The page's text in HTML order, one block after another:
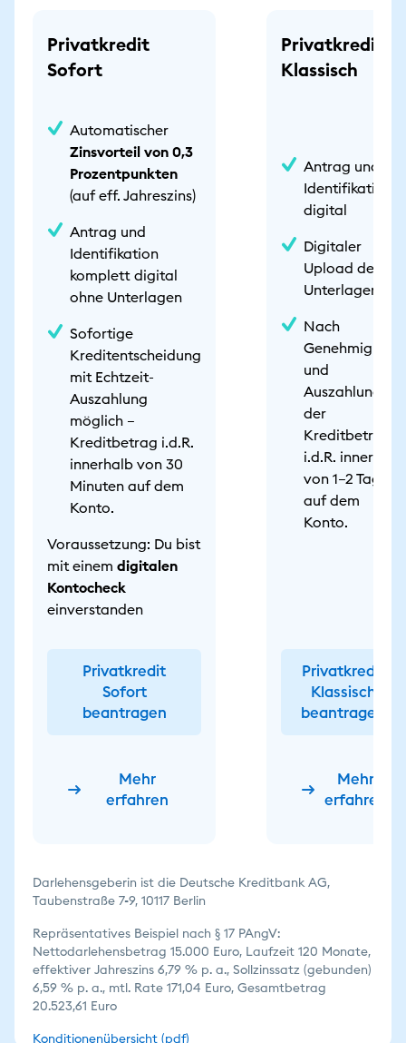
Privatkredit
Sofort
Automatischer
Zinsvorteil von 0,3
Prozentpunkten
(auf eff. Jahreszins)
Antrag und
Identifikation
komplett digital
ohne Unterlagen
Sofortige
Kreditentscheidung
mit Echtzeit-
Auszahlung
möglich –
Kreditbetrag i.d.R.
innerhalb von 30
Minuten auf dem
Konto.
Voraussetzung: Du bist
mit einem digitalen
Kontocheck
einverstanden
Privatkredit
Sofort
beantragen
Mehr
erfahren
Privatkredit
Klassisch
Antrag und
Identifikation
digital
Digitaler
Upload der
Unterlagen
Nach
Genehmigung
und
Auszahlung ist
der
Kreditbetrag
i.d.R. innerhalb
von 1–2 Tagen
auf dem
Konto.
Privatkredit
Klassisch
beantragen
Mehr
erfahren
Darlehensgeberin ist die Deutsche Kreditbank AG,
Taubenstraße 7-9, 10117 Berlin
Repräsentatives Beispiel nach § 17 PAngV:
Nettodarlehensbetrag 15.000 Euro, Laufzeit 120 Monate,
effektiver Jahreszins 6,79 % p. a., Sollzinssatz (gebunden)
6,59 % p. a., mtl. Rate 171,04 Euro, Gesamtbetrag
20.523,61 Euro
Konditionenübersicht (pdf)